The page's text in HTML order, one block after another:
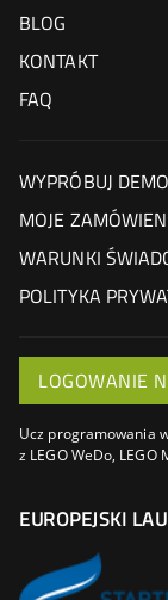
BLOG
KONTAKT
FAQ
WYPRÓBUJ DEMO
MOJE
WARUNKI
POLITYKA
LOGOWANIE
Ucz programowania
z LEGO WeDo,
EUROPEJSKI